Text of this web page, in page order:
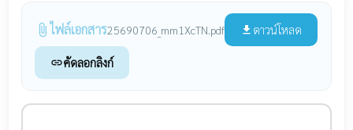
attach_file ไฟล์เอกสาร25690706_mm1XcTN.pdf file_download ดาวน์โหลด
linkคัดลอกลิงก์